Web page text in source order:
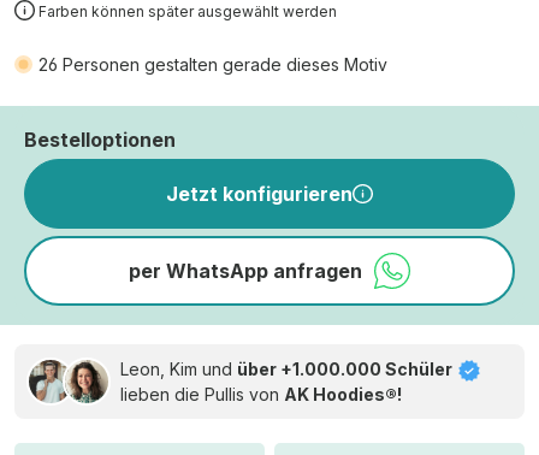
Farben können später ausgewählt werden
26 Personen gestalten gerade dieses Motiv
Bestelloptionen
Jetzt konfigurieren
per WhatsApp anfragen
Leon, Kim und über +1.000.000 Schüler
lieben die Pullis von AK Hoodies®!